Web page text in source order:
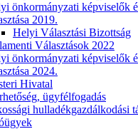
önkormányzati képviselők
2019.
Helyi Választási Bizottság
Választások 2022
önkormányzati képviselők
2024.
Hivatal
ügyfélfogadás
hulladékgazdálkodási